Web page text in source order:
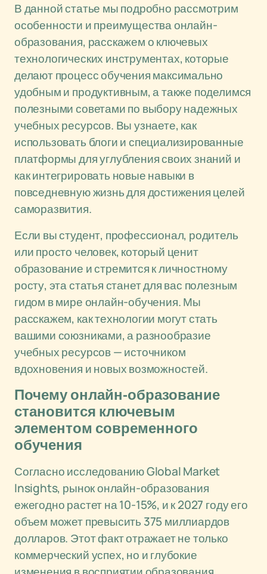
В данной статье мы подробно рассмотрим
особенности и преимущества онлайн-
образования, расскажем о ключевых
технологических инструментах, которые
делают процесс обучения максимально
удобным и продуктивным, а также поделимся
полезными советами по выбору надежных
учебных ресурсов. Вы узнаете, как
использовать блоги и специализированные
платформы для углубления своих знаний и
как интегрировать новые навыки в
повседневную жизнь для достижения целей
саморазвития.
Если вы студент, профессионал, родитель
или просто человек, который ценит
образование и стремится к личностному
росту, эта статья станет для вас полезным
гидом в мире онлайн-обучения. Мы
расскажем, как технологии могут стать
вашими союзниками, а разнообразие
учебных ресурсов — источником
вдохновения и новых возможностей.
Почему онлайн-образование
становится ключевым
элементом современного
обучения
Согласно исследованию Global Market
Insights, рынок онлайн-образования
ежегодно растет на 10-15%, и к 2027 году его
объем может превысить 375 миллиардов
долларов. Этот факт отражает не только
коммерческий успех, но и глубокие